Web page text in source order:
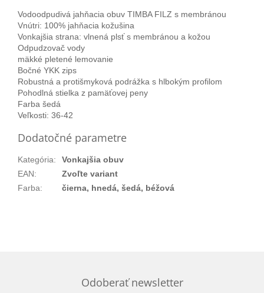
Vodoodpudivá jahňacia obuv TIMBA FILZ s membránou
Vnútri: 100% jahňacia kožušina
Vonkajšia strana: vlnená plsť s membránou a kožou
Odpudzovač vody
mäkké pletené lemovanie
Bočné YKK zips
Robustná a protišmyková podrážka s hlbokým profilom
Pohodlná stielka z pamäťovej peny
Farba šedá
Veľkosti: 36-42
Dodatočné parametre
Kategória:
Vonkajšia obuv
EAN:
Zvoľte variant
Farba: čierna, hnedá, šedá, béžová
Odoberať newsletter